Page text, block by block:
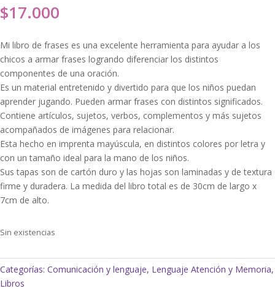
$17.000
Mi libro de frases es una excelente herramienta para ayudar a los
chicos a armar frases logrando diferenciar los distintos
componentes de una oración.
Es un material entretenido y divertido para que los niños puedan
aprender jugando. Pueden armar frases con distintos significados.
Contiene artículos, sujetos, verbos, complementos y más sujetos
acompañados de imágenes para relacionar.
Esta hecho en imprenta mayúscula, en distintos colores por letra y
con un tamaño ideal para la mano de los niños.
Sus tapas son de cartón duro y las hojas son laminadas y de textura
firme y duradera. La medida del libro total es de 30cm de largo x
7cm de alto.
Sin existencias
Categorías: Comunicación y lenguaje, Lenguaje Atención y Memoria,
Libros